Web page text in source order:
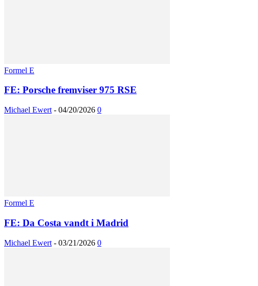
Formel E
FE: Porsche fremviser 975 RSE
Michael Ewert - 04/20/2026 0
Formel E
FE: Da Costa vandt i Madrid
Michael Ewert - 03/21/2026 0